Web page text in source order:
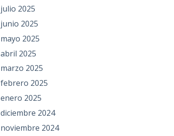
julio 2025
junio 2025
mayo 2025
abril 2025
marzo 2025
febrero 2025
enero 2025
diciembre 2024
noviembre 2024